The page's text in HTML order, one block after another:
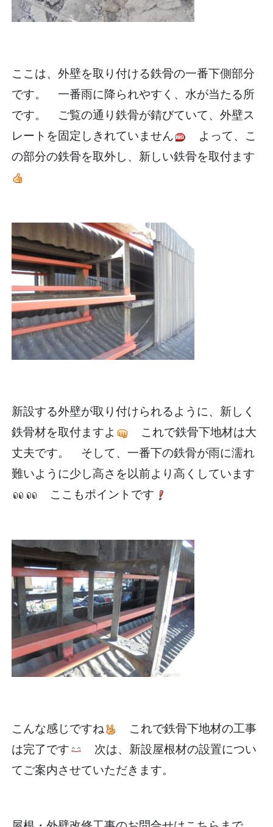
ここは、外壁を取り付ける鉄骨の一番下側部分
です。 一番雨に降られやすく、水が当たる所
です。 ご覧の通り鉄骨が錆びていて、外壁ス
レートを固定しきれていません
よって、こ
の部分の鉄骨を取外し、新しい鉄骨を取付ます
新設する外壁が取り付けられるように、新しく
鉄骨材を取付ますよ
これで鉄骨下地材は大
丈夫です。 そして、一番下の鉄骨が雨に濡れ
難いように少し高さを以前より高くしています
ここもポイントです
こんな感じですね
これで鉄骨下地材の工事
は完了です
次は、新設屋根材の設置につい
てご案内させていただきます。